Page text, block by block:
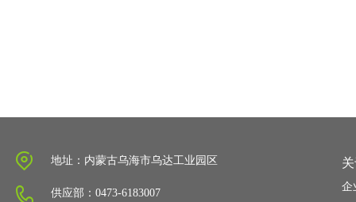
地址：内蒙古乌海市乌达工业园区
供应部：0473-6183007
企